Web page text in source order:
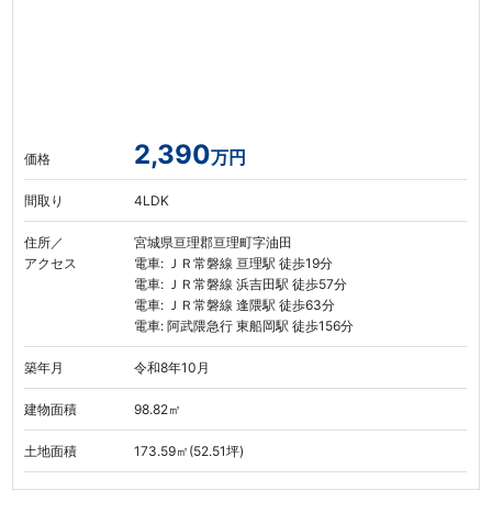
価格 2,390万円
間取り 4LDK
住所／
アクセス
宮城県亘理郡亘理町字油田
電車: ＪＲ常磐線 亘理駅 徒歩19分
電車: ＪＲ常磐線 浜吉田駅 徒歩57分
電車: ＪＲ常磐線 逢隈駅 徒歩63分
電車: 阿武隈急行 東船岡駅 徒歩156分
築年月 令和8年10月
建物面積 98.82㎡
土地面積 173.59㎡(52.51坪)